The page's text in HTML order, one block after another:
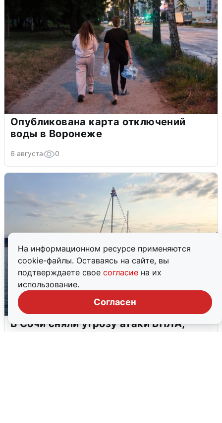
На информационном ресурсе применяются
cookie-файлы. Оставаясь на сайте, вы
подтверждаете свое согласие на их
использование.
Согласен
Опубликована карта отключений
воды в Воронеже
6 августа 0
В Сочи сняли угрозу атаки БПЛА,